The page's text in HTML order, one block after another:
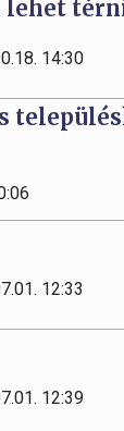
14:30
12:33
12:39